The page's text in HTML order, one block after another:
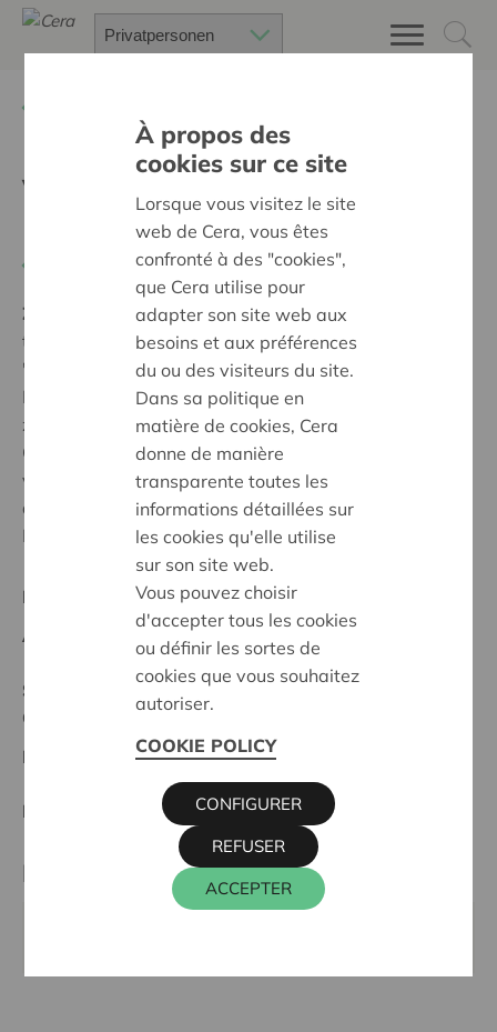
Vom Vereinshaus zum
Dorfhaus
Ziel:
Des quartiers chaleureux et bienveillants pour
tous
'Das Dorfhaus Berg muss dringend einer umfassenden
Renovierung unterzogen werden, um es auch für
zukünftige Generationen zu erhalten. Geplant ist, das
Gebäude von einem reinen Vereinsheim zu einem
vielseitigen Dorfhaus für alle umzuwandeln. Ein Teil
des Projekts besteht in der Anschaffung einer neuen
Küche, dass die Cera zum Teil finanziell unterstützt.'
Regionales Projekt
Anfangsdatum:
20/02/2025
Stand :
Ostbelgien
Datum:
20/02/2025
Entscheidung: Approved
Partner
À propos des
cookies sur ce site
Lorsque vous visitez le site
web de Cera, vous êtes
confronté à des "cookies",
que Cera utilise pour
adapter son site web aux
besoins et aux préférences
du ou des visiteurs du site.
Dans sa politique en
matière de cookies, Cera
donne de manière
transparente toutes les
informations détaillées sur
les cookies qu'elle utilise
sur son site web.
Vous pouvez choisir
d'accepter tous les cookies
ou définir les sortes de
cookies que vous souhaitez
autoriser.
COOKIE POLICY
ACCEPTER
REFUSER
CONFIGURER